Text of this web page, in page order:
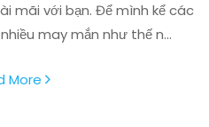
mãi với bạn. Để mình kể các
may mắn như thế n...
More